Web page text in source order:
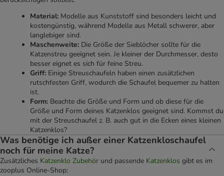
Material: Modelle aus Kunststoff sind besonders leicht und
kostengünstig, während Modelle aus Metall schwerer, aber
langlebiger sind.
Maschenweite: Die Größe der Sieblöcher sollte für die
Katzenstreu geeignet sein. Je kleiner der Durchmesser, desto
besser eignet es sich für feine Streu.
Griff: Einige Streuschaufeln haben einen zusätzlichen
rutschfesten Griff, wodurch die Schaufel bequemer zu halten
ist.
Form: Beachte die Größe und Form und ob diese für die
Größe und Form deines Katzenklos geeignet sind. Kommst du
mit der Streuschaufel z. B. auch gut in die Ecken eines kleinen
Katzenklos?
Was benötige ich außer einer Katzenkloschaufel
noch für meine Katze?
Zusätzliches Katzenklo Zubehör und passende Katzenklos gibt es im
zooplus Online-Shop: